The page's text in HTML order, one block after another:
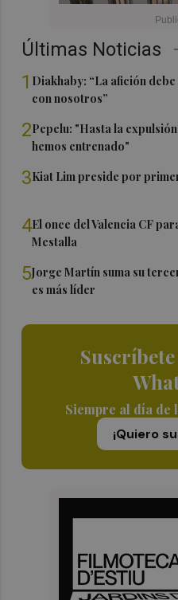
Últimas Noticias
1 Diakhaby: “La afición
con nosotros”
2Pepelu: "Hasta la
hemos entrenado"
3Kiat Lim preside por
4El once del Valencia CF
Mestalla
5Jorge Martín suma su
es más líder
Siempre al día de
¡Quiero